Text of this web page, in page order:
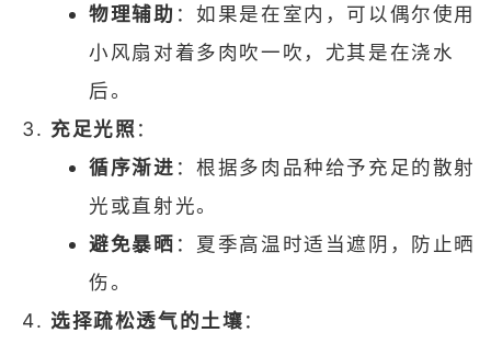
物理辅助 ：如果是在室内，可以偶尔使用
小风扇对着多肉吹一吹，尤其是在浇水
后。
充足光照 ：
循序渐进 ：根据多肉品种给予充足的散射
光或直射光。
避免暴晒 ：夏季高温时适当遮阴，防止晒
伤。
选择疏松透气的土壤：